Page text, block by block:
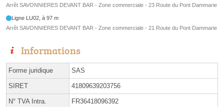
Arrêt SAVONNIERES DEVANT BAR - Zone commerciale - 23 Route du Pont Dammarie
Ligne LU02, à 97 m
Arrêt SAVONNIERES DEVANT BAR - Zone commerciale - 21 Route du Pont Dammarie
Informations
Forme juridique SAS
SIRET 41809639203756
N° TVA Intra. FR36418096392